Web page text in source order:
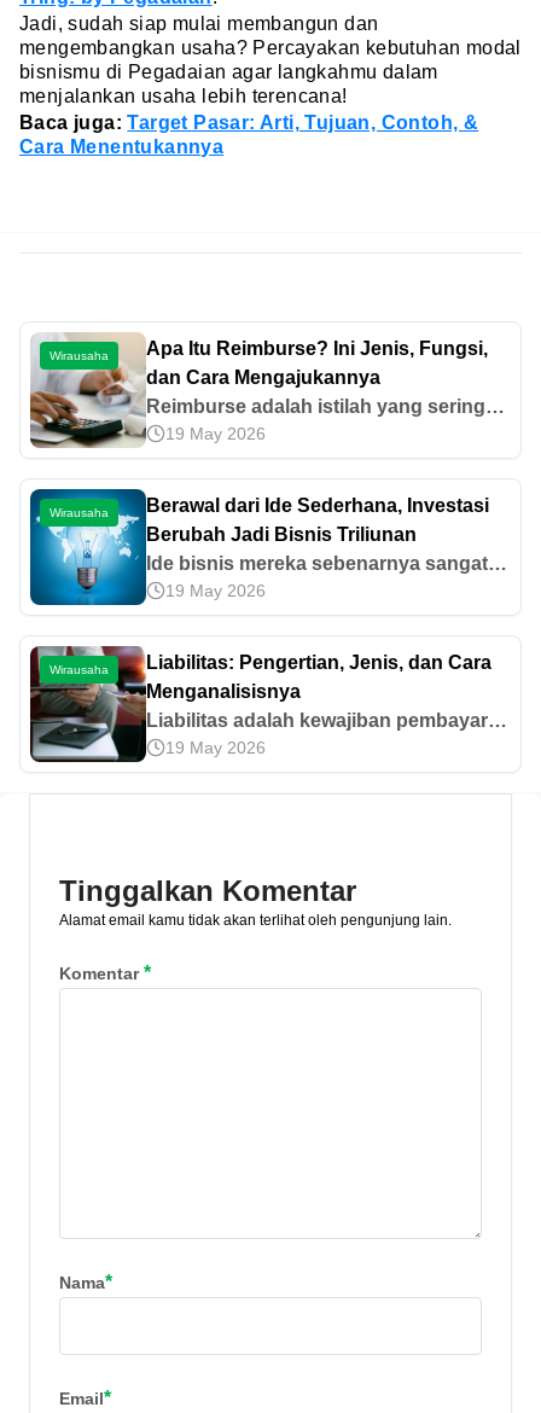
Jadi, sudah siap mulai membangun dan
mengembangkan usaha? Percayakan kebutuhan modal
bisnismu di Pegadaian agar langkahmu dalam
menjalankan usaha lebih terencana!
Baca juga:Target Pasar: Arti, Tujuan, Contoh, &
Cara Menentukannya
Wirausaha
Apa Itu Reimburse? Ini Jenis, Fungsi,
dan Cara Mengajukannya
Reimburse adalah istilah yang sering
didengar dalam dunia kerja di mana
karyawan memakai dana pribadi untuk
kebutuhan bisnis. Pahami di sini!
19 May 2026
Wirausaha
Berawal dari Ide Sederhana, Investasi
Berubah Jadi Bisnis Triliunan
Ide bisnis mereka sebenarnya sangat
sederhana yaitu membuat bisnis buku
tahunan online. Ide ini muncul ketika
mereka pindah ke sekolah menengah
umum.
19 May 2026
Wirausaha
Liabilitas: Pengertian, Jenis, dan Cara
Menganalisisnya
Liabilitas adalah kewajiban pembayaran
perusahaan kepada pihak lain akibat
jual beli, pertukaran aset, maupun
19 May 2026
Tinggalkan Komentar
Alamat email kamu tidak akan terlihat oleh pengunjung lain.
Komentar*
Nama*
Email*